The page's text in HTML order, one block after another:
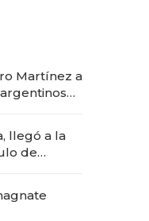
Martínez a
llegó a la
de